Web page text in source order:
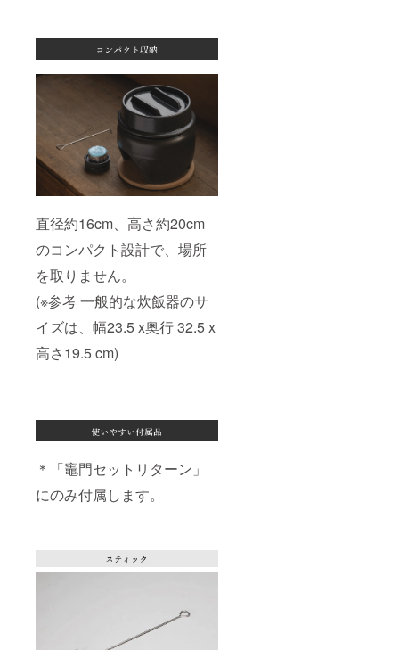
直径約16cm、高さ約20cm
のコンパクト設計で、場所
を取りません。
(※参考 一般的な炊飯器のサ
イズは、幅23.5 x奥行 32.5 x
高さ19.5 cm)
＊「竈門セットリターン」
にのみ付属します。